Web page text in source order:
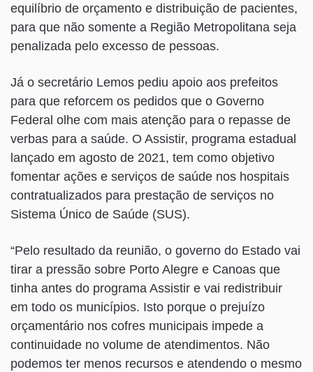
equilíbrio de orçamento e distribuição de pacientes,
para que não somente a Região Metropolitana seja
penalizada pelo excesso de pessoas.
Já o secretário Lemos pediu apoio aos prefeitos
para que reforcem os pedidos que o Governo
Federal olhe com mais atenção para o repasse de
verbas para a saúde. O Assistir, programa estadual
lançado em agosto de 2021, tem como objetivo
fomentar ações e serviços de saúde nos hospitais
contratualizados para prestação de serviços no
Sistema Único de Saúde (SUS).
“Pelo resultado da reunião, o governo do Estado vai
tirar a pressão sobre Porto Alegre e Canoas que
tinha antes do programa Assistir e vai redistribuir
em todo os municípios. Isto porque o prejuízo
orçamentário nos cofres municipais impede a
continuidade no volume de atendimentos. Não
podemos ter menos recursos e atendendo o mesmo